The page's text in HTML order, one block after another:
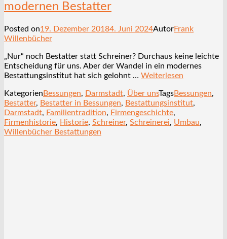
modernen Bestatter
Posted on19. Dezember 20184. Juni 2024AutorFrank
Willenbücher
„Nur“ noch Bestatter statt Schreiner? Durchaus keine leichte
Entscheidung für uns. Aber der Wandel in ein modernes
Bestattungsinstitut hat sich gelohnt … Weiterlesen
Kategorien Bessungen, Darmstadt, Über unsTagsBessungen,
Bestatter, Bestatter in Bessungen, Bestattungsinstitut,
Darmstadt, Familientradition, Firmengeschichte,
Firmenhistorie, Historie, Schreiner, Schreinerei, Umbau,
Willenbücher Bestattungen